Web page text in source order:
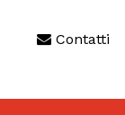
Contatti